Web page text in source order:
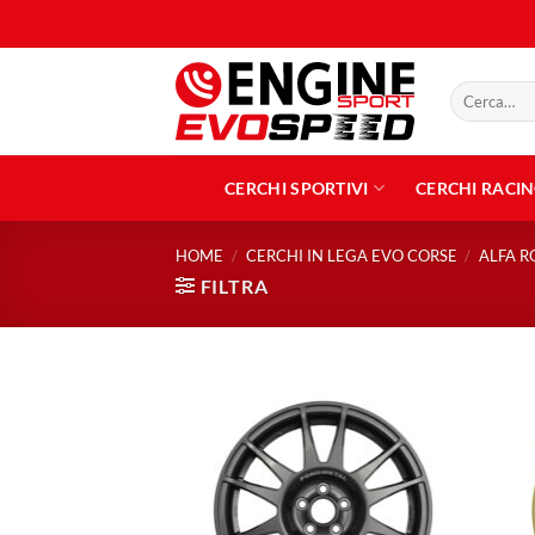
ai
Cerca:
CERCHI SPORTIVI CERCHI
HOME / CERCHI IN LEGA EVO CORSE / ALFA
FILTRA
Aggiungi
alla lista
dei
desideri